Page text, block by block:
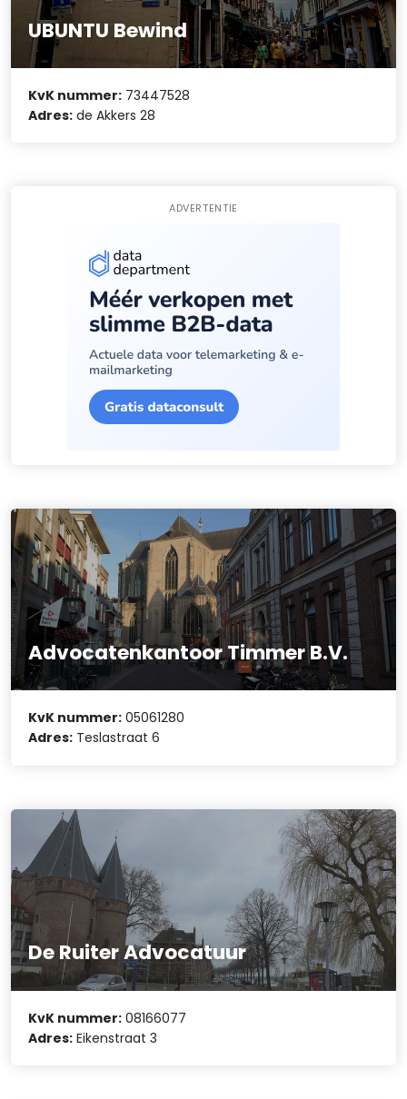
UBUNTU Bewind
KvK nummer: 73447528
Adres: de Akkers 28
ADVERTENTIE
Advocatenkantoor Timmer B.V.
KvK nummer: 05061280
Adres: Teslastraat 6
De Ruiter Advocatuur
KvK nummer: 08166077
Adres: Eikenstraat 3